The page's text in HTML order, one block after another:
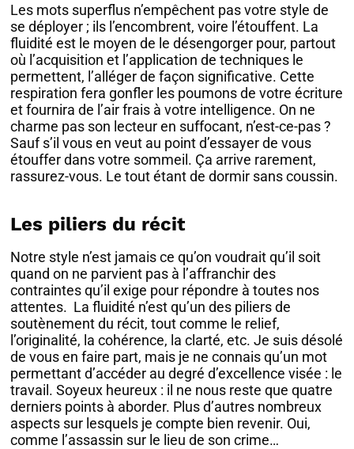
Les mots superflus n’empêchent pas votre style de
se déployer ; ils l’encombrent, voire l’étouffent. La
fluidité est le moyen de le désengorger pour, partout
où l’acquisition et l’application de techniques le
permettent, l’alléger de façon significative. Cette
respiration fera gonfler les poumons de votre écriture
et fournira de l’air frais à votre intelligence. On ne
charme pas son lecteur en suffocant, n’est-ce-pas ?
Sauf s’il vous en veut au point d’essayer de vous
étouffer dans votre sommeil. Ça arrive rarement,
rassurez-vous. Le tout étant de dormir sans coussin.
Les piliers du récit
Notre style n’est jamais ce qu’on voudrait qu’il soit
quand on ne parvient pas à l’affranchir des
contraintes qu’il exige pour répondre à toutes nos
attentes. La fluidité n’est qu’un des piliers de
soutènement du récit, tout comme le relief,
l’originalité, la cohérence, la clarté, etc. Je suis désolé
de vous en faire part, mais je ne connais qu’un mot
permettant d’accéder au degré d’excellence visée : le
travail. Soyeux heureux : il ne nous reste que quatre
derniers points à aborder. Plus d’autres nombreux
aspects sur lesquels je compte bien revenir. Oui,
comme l’assassin sur le lieu de son crime…